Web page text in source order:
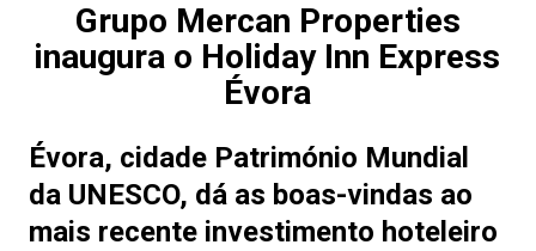
Grupo Mercan Properties
inaugura o Holiday Inn Express
Évora
Évora, cidade Património Mundial
da UNESCO, dá as boas-vindas ao
mais recente investimento hoteleiro